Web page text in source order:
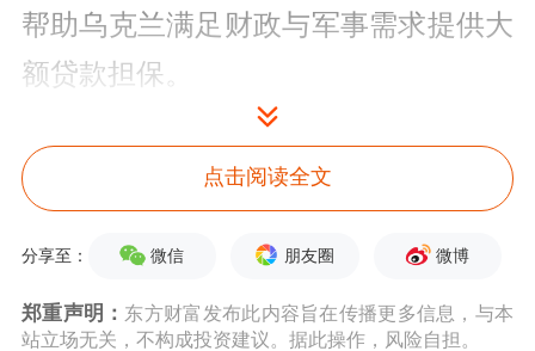
帮助乌克兰满足财政与军事需求提供大
额贷款担保。
科斯塔补充说：“下一步就是如何确保
乌克兰在2026—2027年的财政需
求。”他将主持12月18日的欧盟峰会。
这一举措还意味着，任何结束战争的谈
点击阅读全文
分享至： 微信 朋友圈 微博
郑重声明： 东方财富发布此内容旨在传播更多信息，与本
站立场无关，不构成投资建议。据此操作，风险自担。